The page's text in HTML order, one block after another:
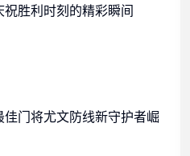
胜利时刻的精彩瞬间
门将尤文防线新守护者崛